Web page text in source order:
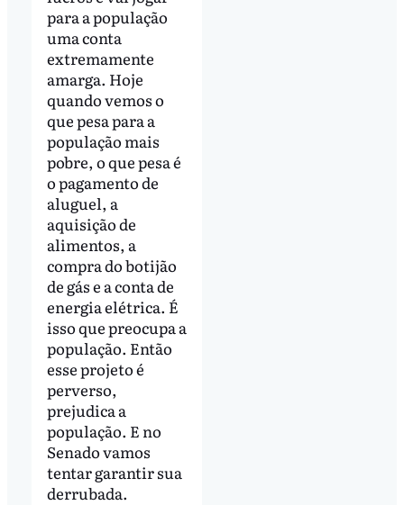
para a população
uma conta
extremamente
amarga. Hoje
quando vemos o
que pesa para a
população mais
pobre, o que pesa é
o pagamento de
aluguel, a
aquisição de
alimentos, a
compra do botijão
de gás e a conta de
energia elétrica. É
isso que preocupa a
população. Então
esse projeto é
perverso,
prejudica a
população. E no
Senado vamos
tentar garantir sua
derrubada.